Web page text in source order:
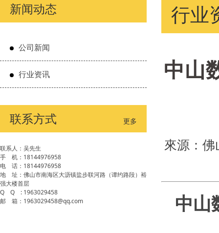
新闻动态
公司新闻
行业资讯
更多
联系方式
联系人：吴先生
手 机：18144976958
电 话：18144976958
地 址：佛山市南海区大沥镇盐步联河路（谭约路段）裕
强大楼首层
Q Q : 1963029458
邮 箱：1963029458@qq.com
行业
中山
來源：
中山